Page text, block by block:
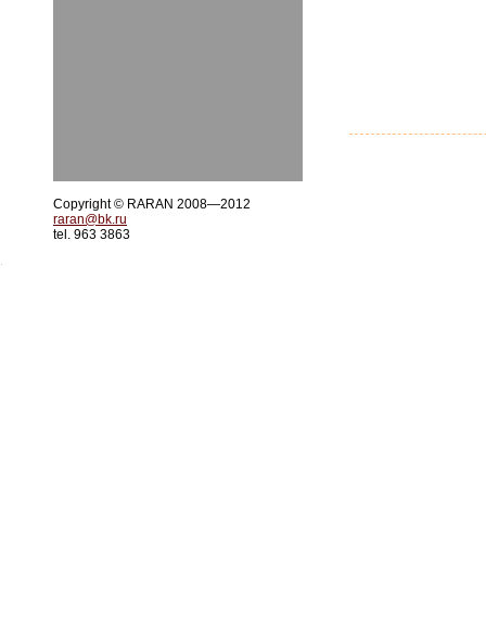
Copyright © RARAN 2008—2012
raran@bk.ru
tel. 963 3863